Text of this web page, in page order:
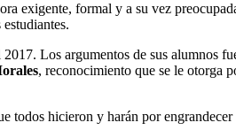
exigente, formal y a su vez
Los argumentos de sus alumnos
, reconocimiento que se le otorga
todos hicieron y harán por